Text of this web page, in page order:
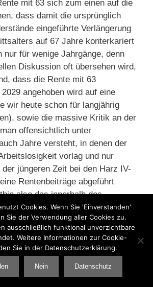
mit 63 sich zum einen auf die
dass damit die ursprünglich
eingeführte Verlängerung
auf 67 Jahre konterkariert
nur für wenige Jahrgänge, denn
Diskussion oft übersehen wird,
dass die Rente mit 63
angehoben wird auf eine
wir heute schon für langjährig
sowie die massive Kritik an der
offensichtlich unter
Jahre versteht, in denen der
vorlag und nur
jüngeren Zeit bei den Harz IV-
Rentenbeiträge abgeführt
also das innerhalb des
gegebene
einer relativen Entsprechung
und darauf basierenden
wird. Zu der überaus
der unterschiedlichen
der Arbeitslosigkeit vgl. auch
Cookies. Wenn Sie 'Einverstanden'
Sie der Verwendung aller Cookies zu.
ausschließlich funktional unverzichtbare
Weitere Informationen zur Cookie-
Sie in der Datenschutzerklärung.
Nein Datenschutz